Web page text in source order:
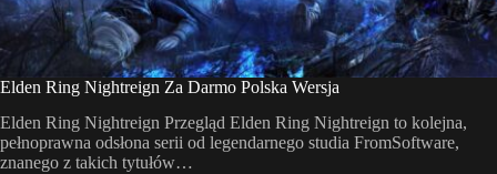
Elden Ring Nightreign Za Darmo Polska Wersja
Elden Ring Nightreign Przegląd Elden Ring Nightreign to kolejna,
pełnoprawna odsłona serii od legendarnego studia FromSoftware,
znanego z takich tytułów…